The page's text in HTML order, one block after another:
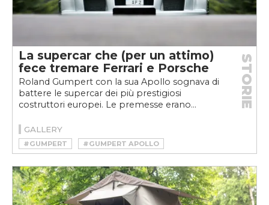
La supercar che (per un attimo)
fece tremare Ferrari e Porsche
Roland Gumpert con la sua Apollo sognava di
battere le supercar dei più prestigiosi
costruttori europei. Le premesse erano...
STORIE
GALLERY
#GUMPERT #GUMPERT APOLLO